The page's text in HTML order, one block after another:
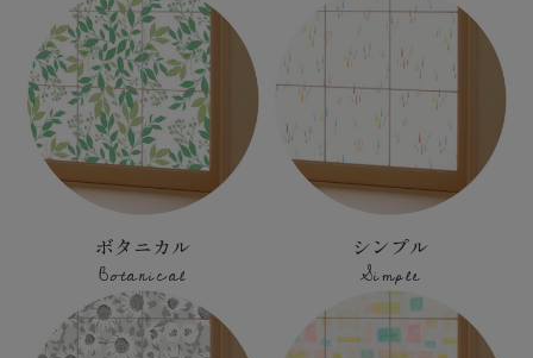
ボタニカル
Botanical
シンプル
Simple